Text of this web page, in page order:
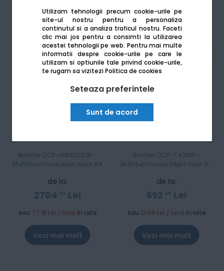
Utilizam tehnologii precum cookie-urile pe
site-ul nostru pentru a personaliza
continutul si a analiza traficul nostru. Faceti
clic mai jos pentru a consimti la utilizarea
acestei tehnologii pe web. Pentru mai multe
informatii despre cookie-urile pe care le
utilizam si optiunile tale privind cookie-urile,
te rugam sa viziteziPolitica de cookies
Seteaza preferintele
Sunt de acord
Brother DCP-L8630CDW -
Multifunctional laser color A4
de la:
2704 00 Lei
sau 77.18 Lei / lună în rate
Vezi mai mult
Brother DCP-T420W -
Multifunctional Inkjet color A4
de la:
692 00 Lei
sau 21.66 Lei / lună în rate
Vezi mai mult